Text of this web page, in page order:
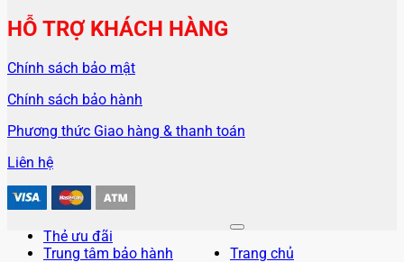
HỖ TRỢ KHÁCH HÀNG
Chính sách bảo mật
Chính sách bảo hành
Phương thức Giao hàng & thanh toán
Liên hệ
Thẻ ưu đãi
Trung tâm bảo hành
Trang chủ